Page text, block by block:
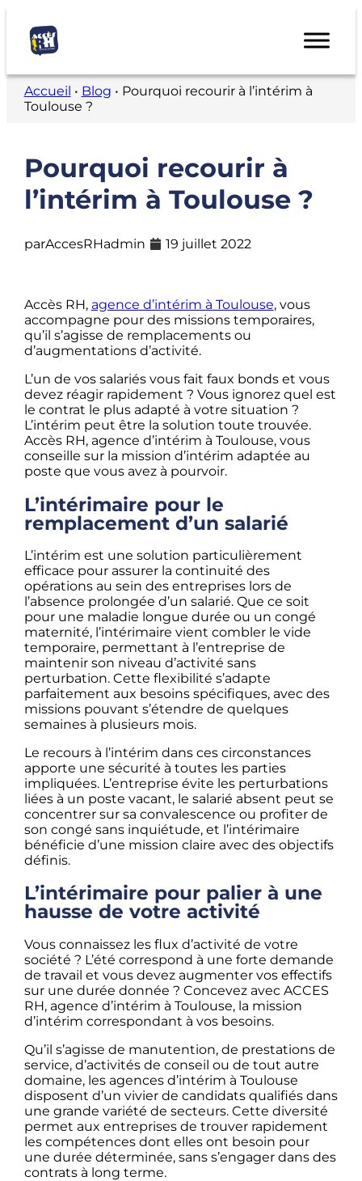
Accueil • Blog • Pourquoi recourir à l’intérim à
Toulouse ?
Pourquoi recourir à
l’intérim à Toulouse ?
parAccesRHadmin 19 juillet 2022
Accès RH, agence d’intérim à Toulouse, vous
accompagne pour des missions temporaires,
qu’il s’agisse de remplacements ou
d’augmentations d’activité.
L’un de vos salariés vous fait faux bonds et vous
devez réagir rapidement ? Vous ignorez quel est
le contrat le plus adapté à votre situation ?
L’intérim peut être la solution toute trouvée.
Accès RH, agence d’intérim à Toulouse, vous
conseille sur la mission d’intérim adaptée au
poste que vous avez à pourvoir.
L’intérimaire pour le
remplacement d’un salarié
L’intérim est une solution particulièrement
efficace pour assurer la continuité des
opérations au sein des entreprises lors de
l’absence prolongée d’un salarié. Que ce soit
pour une maladie longue durée ou un congé
maternité, l’intérimaire vient combler le vide
temporaire, permettant à l’entreprise de
maintenir son niveau d’activité sans
perturbation. Cette flexibilité s’adapte
parfaitement aux besoins spécifiques, avec des
missions pouvant s’étendre de quelques
semaines à plusieurs mois.
Le recours à l’intérim dans ces circonstances
apporte une sécurité à toutes les parties
impliquées. L’entreprise évite les perturbations
liées à un poste vacant, le salarié absent peut se
concentrer sur sa convalescence ou profiter de
son congé sans inquiétude, et l’intérimaire
bénéficie d’une mission claire avec des objectifs
définis.
L’intérimaire pour palier à une
hausse de votre activité
Vous connaissez les flux d’activité de votre
société ? L’été correspond à une forte demande
de travail et vous devez augmenter vos effectifs
sur une durée donnée ? Concevez avec ACCES
RH, agence d’intérim à Toulouse, la mission
d’intérim correspondant à vos besoins.
Qu’il s’agisse de manutention, de prestations de
service, d’activités de conseil ou de tout autre
domaine, les agences d’intérim à Toulouse
disposent d’un vivier de candidats qualifiés dans
une grande variété de secteurs. Cette diversité
permet aux entreprises de trouver rapidement
les compétences dont elles ont besoin pour
une durée déterminée, sans s’engager dans des
contrats à long terme.